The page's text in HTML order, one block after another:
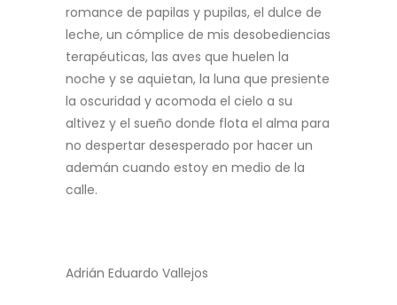
romance de papilas y pupilas, el dulce de
leche, un cómplice de mis desobediencias
terapéuticas, las aves que huelen la
noche y se aquietan, la luna que presiente
la oscuridad y acomoda el cielo a su
altivez y el sueño donde flota el alma para
no despertar desesperado por hacer un
ademán cuando estoy en medio de la
calle.
Adrián Eduardo Vallejos